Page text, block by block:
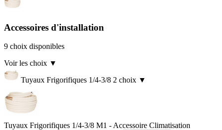
Accessoires d'installation
9 choix disponibles
Voir les choix ▼
Tuyaux Frigorifiques 1/4-3/8 2 choix ▼
Tuyaux Frigorifiques 1/4-3/8 M1 - Accessoire Climatisation